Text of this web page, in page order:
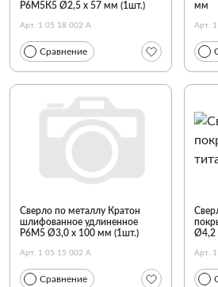
Р6М5К5 Ø2,5 х 57 мм (1шт.)
Арт. 1 05 18 002 А
Сравнение
мм
Арт.
Сверло по металлу Кратон
шлифованное удлиненное
Р6М5 Ø3,0 х 100 мм (1шт.)
Арт. 1 05 15 002 А
Сравнение
Ø4,2
Арт.